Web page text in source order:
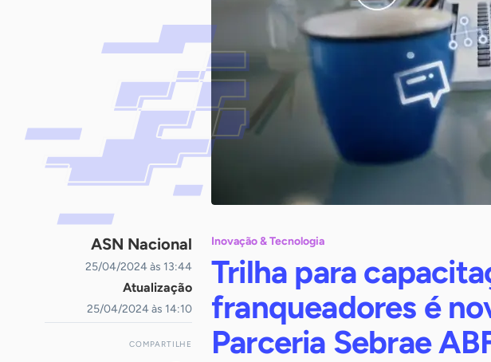
ASN Nacional
25/04/2024 às 13:44
Atualização
25/04/2024 às 14:10
COMPARTILHE
Inovação & Tecnologia
Trilha para
franqueadores é
Parceria Sebrae